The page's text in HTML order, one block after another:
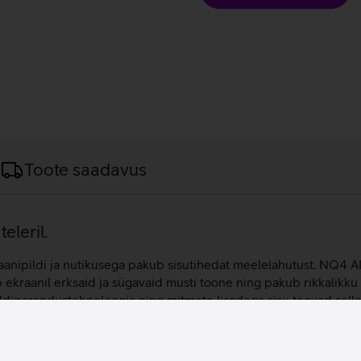
Toote saadavus
ja nutikusega pakub sisutihedat meelelahutust. NQ4
erksaid ja sügavaid musti toone ning pakub
ning mitmete lisadega sisu teevad
nauditavaks. 65-tollise ekraaniga teleri ekraanilt